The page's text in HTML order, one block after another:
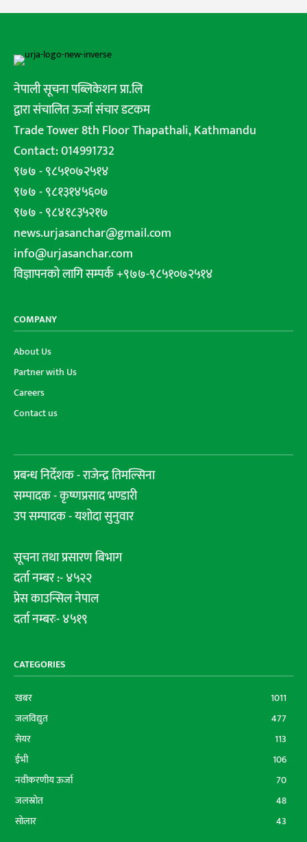
नेपाली सूचना पब्लिकेशन प्रा.लि
द्वारा संचालित ऊर्जा संचार डटकम
Trade Tower 8th Floor Thapathali, Kathmandu
Contact: 014991732
९७७ - ९८५१०७२५१४
९७७ - ९८१३१४५६०७
९७७ - ९८४१८३५२१७
news.urjasanchar@gmail.com
info@urjasanchar.com
विज्ञापनको लागि सम्पर्क +९७७-९८५१०७२५१४
COMPANY
About Us
Partner with Us
Careers
Contact us
प्रबन्ध निर्देशक - राजेन्द्र तिमल्सिना
सम्पादक - कृष्णप्रसाद भण्डारी
उप सम्पादक - यशोदा सुनुवार
सूचना तथा प्रसारण बिभाग
दर्ता नम्बर :- ४५२२
प्रेस काउन्सिल नेपाल
दर्ता नम्बरः- ४५१९
CATEGORIES
खबर
1011
जलविद्युत
477
सेयर
113
ईभी
106
नवीकरणीय ऊर्जा
70
जलस्रोत
48
सोलार
43